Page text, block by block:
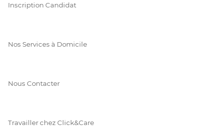
Inscription Candidat
Nos Services à Domicile
Nous Contacter
Travailler chez Click&Care